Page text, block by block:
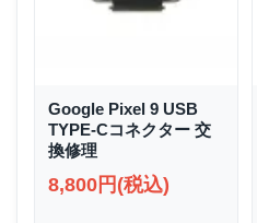
Google Pixel 9 USB
TYPE-Cコネクター 交
換修理
8,800円(税込)